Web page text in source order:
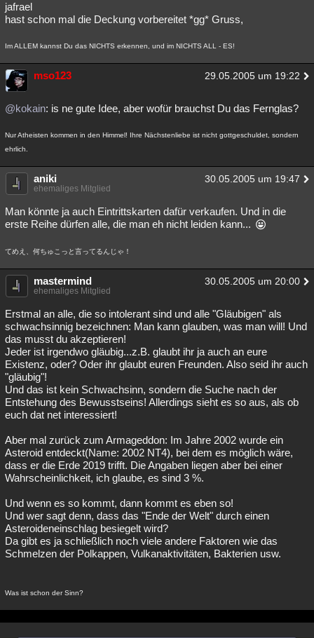
jafrael
hast schon mal die Deckung vorbereitet *gg* Gruss,
Im ALLEM kannst Du das NICHTS erkennen, und im NICHTS ALL - ES!
mso123 29.05.2005 um 19:22
@kokain: is ne gute Idee, aber wofür brauchst Du das Fernglas?
Nur Atheisten kommen in den Himmel! Ihre Nächstenliebe ist nicht gottgeschuldet, sondern
ehrlich.
aniki 30.05.2005 um 19:47
ehemaliges Mitglied
Man könnte ja auch Eintrittskarten dafür verkaufen. Und in die
erste Reihe dürfen alle, die man eh nicht leiden kann...
てめえ、何ちゅこっと言ってるんじゃ！
mastermind 30.05.2005 um 20:00
ehemaliges Mitglied
Erstmal an alle, die so intolerant sind und alle "Gläubigen" als
schwachsinnig bezeichnen: Man kann glauben, was man will! Und
das musst du akzeptieren!
Jeder ist irgendwo gläubig...z.B. glaubt ihr ja auch an eure
Existenz, oder? Oder ihr glaubt euren Freunden. Also seid ihr auch
"gläubig"!
Und das ist kein Schwachsinn, sondern die Suche nach der
Entstehung des Bewusstseins! Allerdings sieht es so aus, als ob
euch dat net interessiert!
Aber mal zurück zum Armageddon: Im Jahre 2002 wurde ein
Asteroid entdeckt(Name: 2002 NT4), bei dem es möglich wäre,
dass er die Erde 2019 trifft. Die Angaben liegen aber bei einer
Wahrscheinlichkeit, ich glaube, es sind 3 %.
Und wenn es so kommt, dann kommt es eben so!
Und wer sagt denn, dass das "Ende der Welt" durch einen
Asteroideneinschlag besiegelt wird?
Da gibt es ja schließlich noch viele andere Faktoren wie das
Schmelzen der Polkappen, Vulkanaktivitäten, Bakterien usw.
Was ist schon der Sinn?